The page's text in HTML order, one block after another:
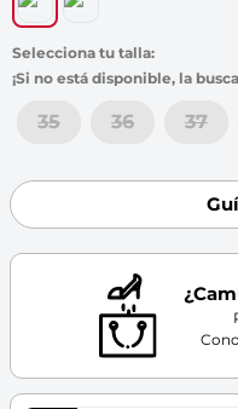
35 36 37
7.
8.
skechers
9.
cartago